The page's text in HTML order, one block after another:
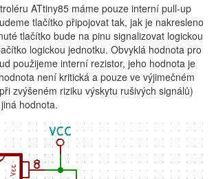
ATtiny85 máme pouze interní pull-up
tlačítko připojovat tak, jak je nakresleno
tlačítko bude na pinu signalizovat logickou
logickou jednotku. Obvyklá hodnota pro
použijeme interní rezistor, jeho hodnota je
není kritická a pouze ve výjimečném
zvýšeném riziku výskytu rušivých signálů)
hodnota.